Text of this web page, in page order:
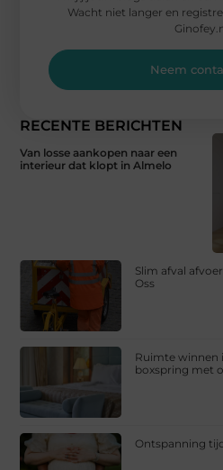
RECENTE BERICHTEN
Van losse aankopen naar een
interieur dat klopt in Almelo
Slim afval
Oss
Ruimte winnen
boxspring met
Ontspanning
Wacht niet langer en
Neem